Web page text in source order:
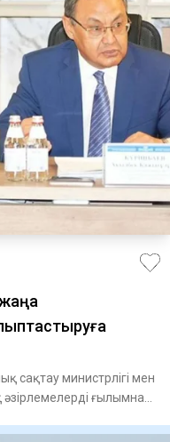
сақтау министрлігі мен
ғылымнан